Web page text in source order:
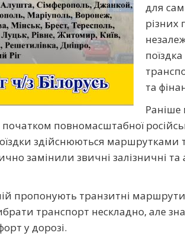
для
різних
та
Раніше
повномасштабної
здійснюються маршрутками
замінили звичні залізничні та
пропонують транзитні
транспорт нескладно, але
у дорозі.